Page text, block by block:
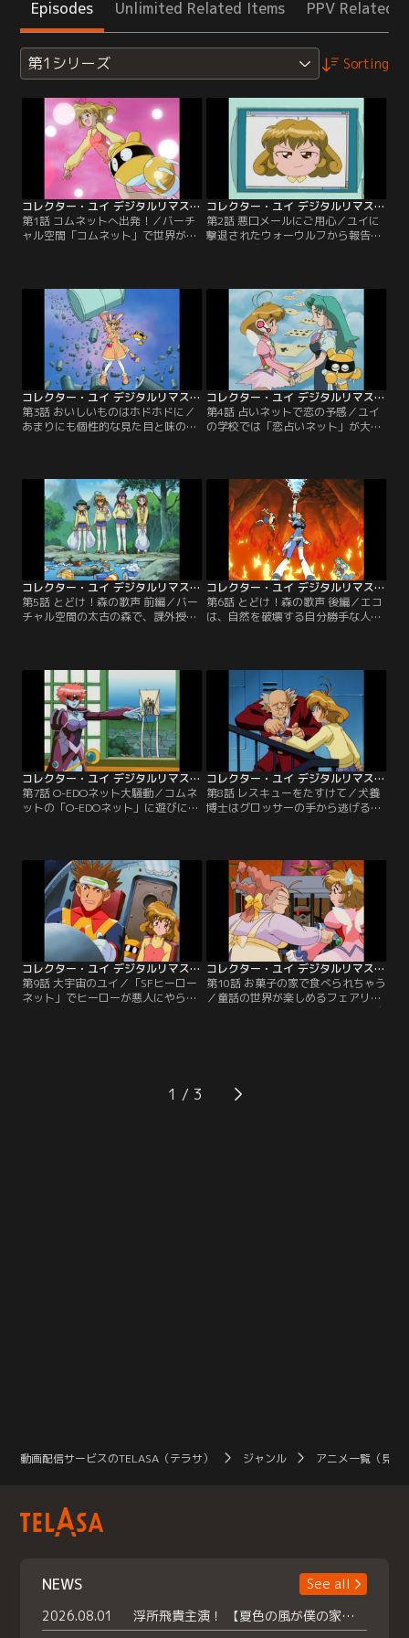
Episodes Unlimited Related Items PPV Related
第1シリーズ Sorting
コレクター・ユイ デジタルリマスター版 第1シリーズ 第01話
第1話 コムネットへ出発！／バーチ
ャル空間「コムネット」で世界が一
トコンピューター・グロッサーが人
類を支配する野望を抱き、開発者の
犬養博士がそれを阻止するためのプ
ログラムを8つのソフトに分解して
ネット空間に放ったことを聞く。
コレクター・ユイ デジタルリマスター版 第1シリーズ 第02話
第2話 悪口メールにご用心／ユイに
撃退されたウォーウルフから報告を
聞き、警戒を強めるグロッサー。一
菜、幼馴染のタカシの3人に、互い
を装った偽の悪口メールが届く。悪
口メールは他のクラスメートにも届
いて大騒ぎになっており…。
コレクター・ユイ デジタルリマスター版 第1シリーズ 第03話
第3話 おいしいものはホドホドに／
あまりにも個性的な見た目と味の料
客がおかわりをしまくる様子を変だ
と思ったユイの隣人で研究者の瞬
は、店のマスターがコムネット内に
新しく出来た「グルメネット」から
仕入れた「ドリームウォーター」が
原因と考える。
コレクター・ユイ デジタルリマスター版 第1シリーズ 第04話
第4話 占いネットで恋の予感／ユイ
の学校では「恋占いネット」が大流
師になりすましていたグロッサー四
天王のフリーズと対峙する。本物の
占い師フォーチュナーは氷漬けにさ
れていたが、その真の姿はグロッサ
ーの野望を阻むため犬養博士が放っ
た8つのソフトの一つ…。
コレクター・ユイ デジタルリマスター版 第1シリーズ 第05話
第5話 とどけ！森の歌声 前編／バー
チャル空間の太古の森で、課外授業
をしていたというマスコット恐竜の
ネッティーのことを聞く。授業の終
了後、現実世界に戻ってきていない
クラスメートを探してユイは再び太
古の森に捜索に向い…。
コレクター・ユイ デジタルリマスター版 第1シリーズ 第06話
第6話 とどけ！森の歌声 後編／エコ
は、自然を破壊する自分勝手な人間
て行ってしまう。何とか洞窟を脱出
したユイの前にウォーウルフが現
れ、おじいさんやIRと合流したユイ
は炎の攻撃の前に苦戦する。おじい
さんとネッティーの絆に犬養博士を
思い出したエコは…。
コレクター・ユイ デジタルリマスター版 第1シリーズ 第07話
第7話 O-EDOネット大騒動／コムネ
ットの「O-EDOネット」に遊びに来
ッサー四天王がこのネットを手中に
収めるため、巻物の奪取を狙ってい
た。IRから話を聞いたユイはアンテ
ィ、エコと協力して3人を守ろうと
するが…。
コレクター・ユイ デジタルリマスター版 第1シリーズ 第08話
第8話 レスキューをたすけて／犬養
博士はグロッサーの手から逃げる途
ていたが、フリーズの襲撃を受けた
ためレスキューは博士を逃がす。レ
スキューからのメッセージを受け取
ったユイはIRと医療ネットに向かう
が…。
コレクター・ユイ デジタルリマスター版 第1シリーズ 第09話
第9話 大宇宙のユイ／「SFヒーロー
ネット」でヒーローが悪人にやられ
てしまうアクシデントが続発して営
ガッソーを目指すユイたちは宇宙海
賊になったジャギーの妨害を受ける
コレクター・ユイ デジタルリマスター版 第1シリーズ 第10話
第10話 お菓子の家で食べられちゃう
／童話の世界が楽しめるフェアリー
テイルネットで犬養博士がフリーズ
するが、みんなは次々と大変な目に
合ってしまう。お菓子の家でウォー
1
動画配信サービスのTELASA（テラサ） ジャンル アニメ一覧（見放
NEWS
See all
2026.08.01
浮所飛貴主演！ 【夏色の風が僕の家にやってきた】 本日よりテラサで独占配信スタート！